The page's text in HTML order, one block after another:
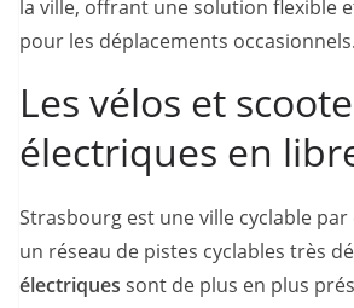
la ville, offrant une solution flexible
pour les déplacements occasionnels.
Les vélos et
électriques en
Strasbourg est une ville cyclable par
un réseau de pistes cyclables très
électriques sont de plus en plus